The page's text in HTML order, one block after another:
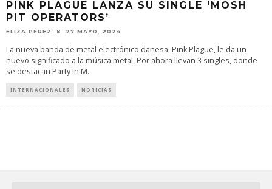
PINK PLAGUE LANZA SU SINGLE ‘MOSH
PIT OPERATORS’
ELIZA PÉREZ 27 MAYO, 2024
La nueva banda de metal electrónico danesa, Pink Plague, le da un
nuevo significado a la música metal. Por ahora llevan 3 singles, donde
se destacan Party In M...
INTERNACIONALES NOTICIAS